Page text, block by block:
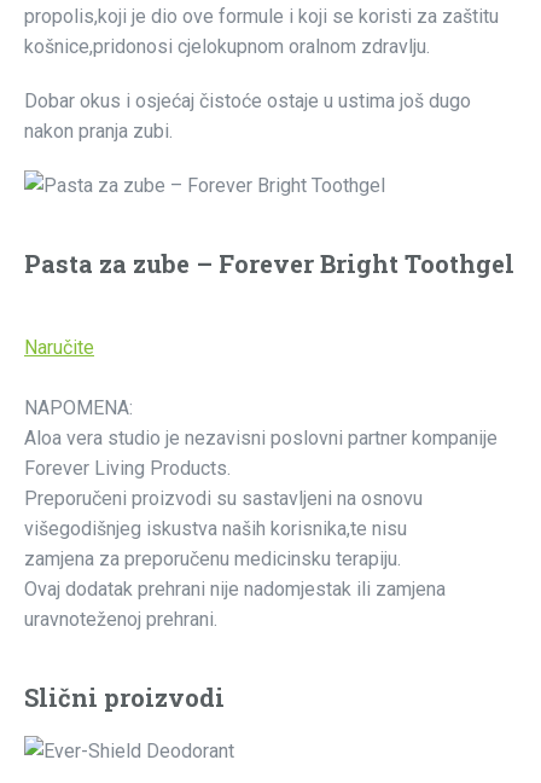
propolis,koji je dio ove formule i koji se koristi za zaštitu
košnice,pridonosi cjelokupnom oralnom zdravlju.
Dobar okus i osjećaj čistoće ostaje u ustima još dugo
nakon pranja zubi.
Pasta za zube – Forever Bright Toothgel
Naručite
NAPOMENA:
Aloa vera studio je nezavisni poslovni partner kompanije
Forever Living Products.
Preporučeni proizvodi su sastavljeni na osnovu
višegodišnjeg iskustva naših korisnika,te nisu
zamjena za preporučenu medicinsku terapiju.
Ovaj dodatak prehrani nije nadomjestak ili zamjena
uravnoteženoj prehrani.
Slični proizvodi